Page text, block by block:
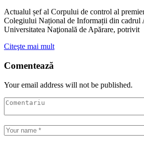
Actualul șef al Corpului de control al
Colegiului Național de Informații din cadrul
Universitatea Naţională de Apărare, potrivit
Citeşte mai mult
Comentează
Your email address will not be published.